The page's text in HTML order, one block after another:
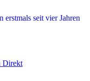
Direkt